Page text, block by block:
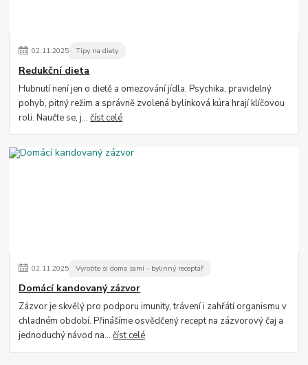
02.11.2025 Tipy na diety
Redukční dieta
Hubnutí není jen o dietě a omezování jídla. Psychika, pravidelný
pohyb, pitný režim a správně zvolená bylinková kúra hrají klíčovou
roli. Naučte se, j...číst celé
02.11.2025 Vyrobte si doma sami - bylinný receptář
Domácí kandovaný zázvor
Zázvor je skvělý pro podporu imunity, trávení i zahřátí organismu v
chladném období. Přinášíme osvědčený recept na zázvorový čaj a
jednoduchý návod na...číst celé